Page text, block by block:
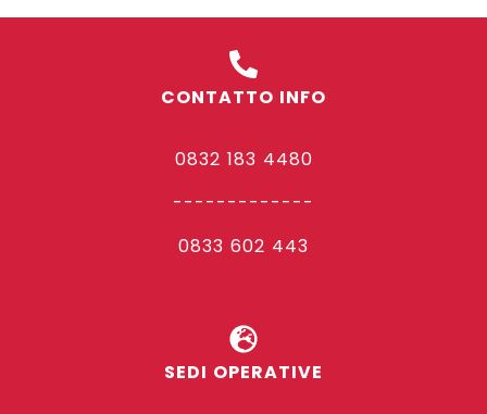
CONTATTO INFO
0832 183 4480
-------------
0833 602 443
SEDI OPERATIVE